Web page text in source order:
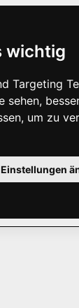
wichtig
Targeting
um zu
Einstellungen